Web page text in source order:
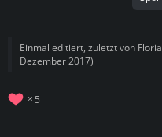
Einmal editiert, zuletzt von
Dezember 2017)
5